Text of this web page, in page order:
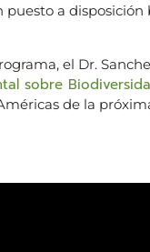
puesto a disposición
el Dr.
sobre
de la